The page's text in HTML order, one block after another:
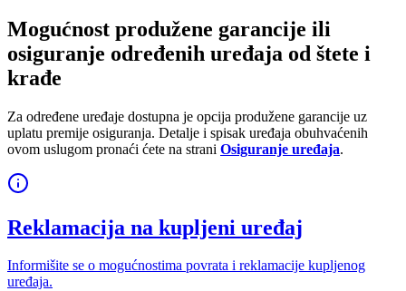
Mogućnost produžene garancije ili
osiguranje određenih uređaja od štete i
krađe
Za određene uređaje dostupna je opcija produžene garancije uz
uplatu premije osiguranja. Detalje i spisak uređaja obuhvaćenih
ovom uslugom pronaći ćete na strani Osiguranje uređaja.
Reklamacija na kupljeni uređaj
Informišite se o mogućnostima povrata i reklamacije kupljenog
uređaja.